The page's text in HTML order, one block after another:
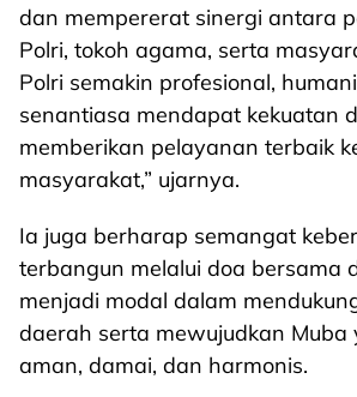
dan mempererat sinergi antara
Polri, tokoh agama, serta
Polri semakin profesional,
senantiasa mendapat kekuatan
memberikan pelayanan terbaik
masyarakat,” ujarnya.
Ia juga berharap semangat
terbangun melalui doa bersama
menjadi modal dalam
daerah serta mewujudkan Muba
aman, damai, dan harmonis.